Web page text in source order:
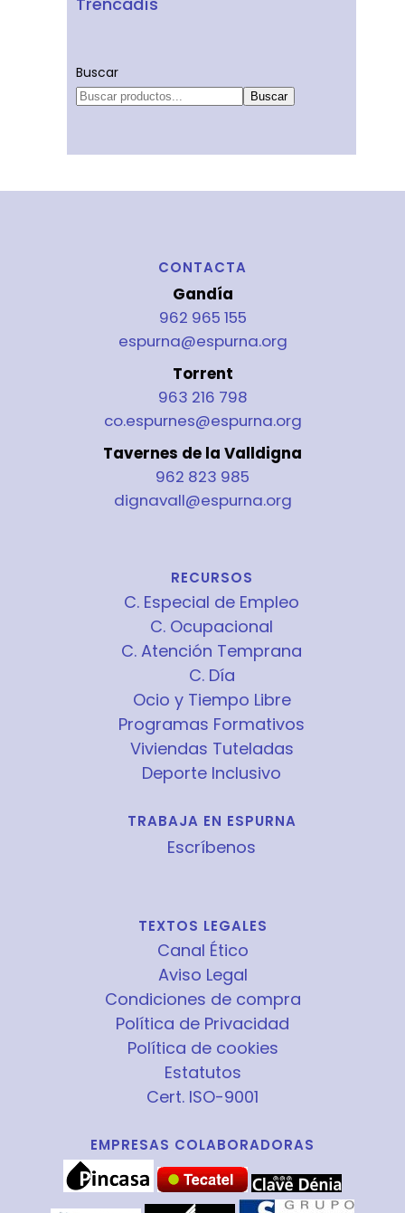
Buscar
Buscar
CONTACTA
Gandía
962 965 155
espurna@espurna.org
Torrent
963 216 798
co.espurnes@espurna.org
Tavernes de la Valldigna
962 823 985
dignavall@espurna.org
RECURSOS
C. Especial de Empleo
C. Ocupacional
C. Atención Temprana
C. Día
Ocio y Tiempo Libre
Programas Formativos
Viviendas Tuteladas
Deporte Inclusivo
TRABAJA EN ESPURNA
Escríbenos
TEXTOS LEGALES
Canal Ético
Aviso Legal
Condiciones de compra
Política de Privacidad
Política de cookies
Estatutos
Cert. ISO-9001
EMPRESAS COLABORADORAS